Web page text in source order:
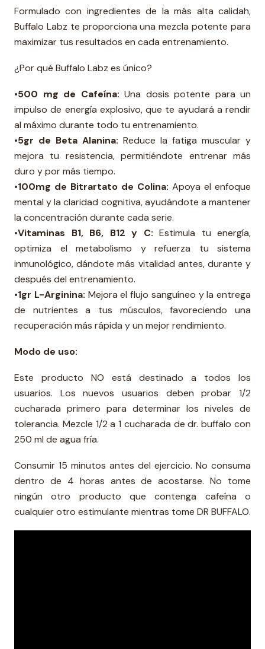
Formulado con ingredientes de la más alta calidah,
Buffalo Labz te proporciona una mezcla potente para
maximizar tus resultados en cada entrenamiento.
¿Por qué Buffalo Labz es único?
•⁠500 mg de Cafeína: Una dosis potente para un
impulso de energía explosivo, que te ayudará a rendir
al máximo durante todo tu entrenamiento.
•⁠5gr de Beta Alanina: Reduce la fatiga muscular y
mejora tu resistencia, permitiéndote entrenar más
duro y por más tiempo.
•⁠⁠100mg de Bitrartato de Colina: Apoya el enfoque
mental y la claridad cognitiva, ayudándote a mantener
la concentración durante cada serie.
•⁠Vitaminas B1, B6, B12 y C: Estimula tu energía,
optimiza el metabolismo y refuerza tu sistema
inmunológico, dándote más vitalidad antes, durante y
después del entrenamiento.
•⁠1gr ⁠L-Arginina: Mejora el flujo sanguíneo y la entrega
de nutrientes a tus músculos, favoreciendo una
recuperación más rápida y un mejor rendimiento.
Modo de uso:
Este producto NO está destinado a todos los
usuarios. Los nuevos usuarios deben probar 1/2
cucharada primero para determinar los niveles de
tolerancia. Mezcle 1/2 a 1 cucharada de dr. buffalo con
250 ml de agua fría.
Consumir 15 minutos antes del ejercicio. No consuma
dentro de 4 horas antes de acostarse. No tome
ningún otro producto que contenga cafeína o
cualquier otro estimulante mientras tome DR BUFFALO.